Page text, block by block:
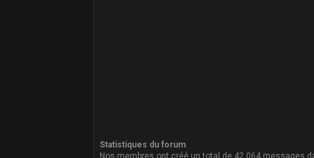
Statistiques du forum
Nos membres ont créé un total de 42,064 messages